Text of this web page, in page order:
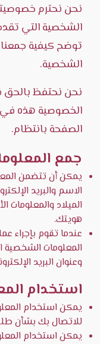
نحن نحترم
الشخصية التي
توضح كيفية
الشخصية.
نحن نحتفظ بالحق
الخصوصية هذه
الصفحة بانتظام.
جمع
يمكن أن تتضمن
الاسم والبريد
الميلاد والمعلومات
هويتك.
عندما تقوم بإجراء
المعلومات الشخصية
وعنوان البريد
استخدام
يمكن استخدام
للاتصال بك بشأن
يمكن استخدام